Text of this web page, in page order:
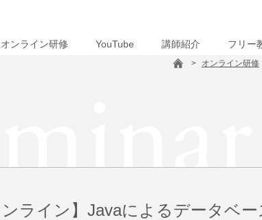
オンライン研修 YouTube 講師紹介 フリー
> オンライン研修
ンライン】Javaによるデータベ